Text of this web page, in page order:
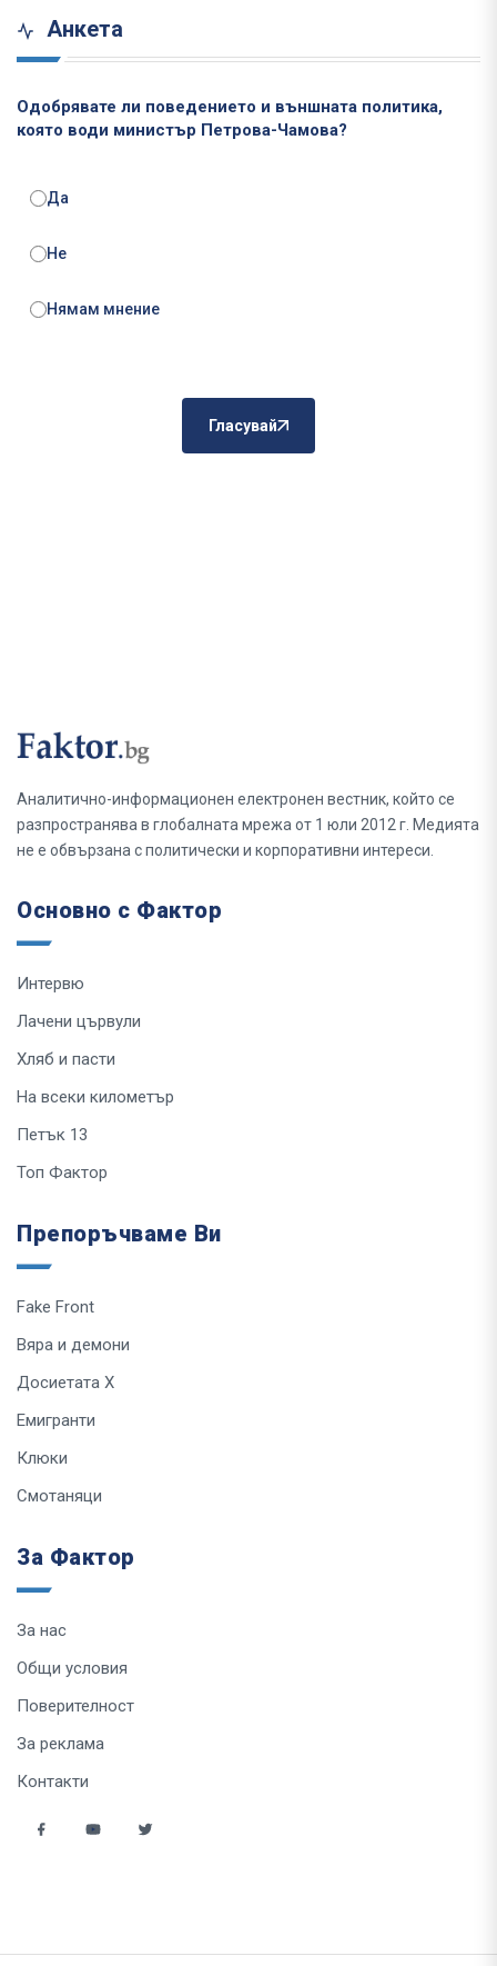
Анкета
Одобрявате ли поведението и външната политика,
която води министър Петрова-Чамова?
Да
Не
Нямам мнение
Гласувай
Аналитично-информационен електронен вестник, който се
разпространява в глобалната мрежа от 1 юли 2012 г. Медията
не е обвързана с политически и корпоративни интереси.
Основно с Фактор
Интервю
Лачени цървули
Хляб и пасти
На всеки километър
Петък 13
Топ Фактор
Препоръчваме Ви
Fake Front
Вяра и демони
Досиетата Х
Емигранти
Клюки
Смотаняци
За Фактор
За нас
Общи условия
Поверителност
За реклама
Контакти